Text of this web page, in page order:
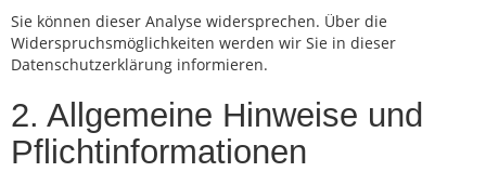
Sie können dieser Analyse widersprechen. Über die
Widerspruchsmöglichkeiten werden wir Sie in dieser
Datenschutzerklärung informieren.
2. Allgemeine Hinweise und
Pflichtinformationen